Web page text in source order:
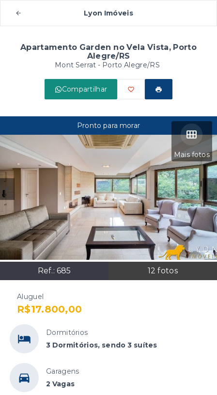
Lyon Imóveis
Apartamento Garden no Vela Vista, Porto
Alegre/RS
Mont Serrat - Porto Alegre/RS
Compartilhar
Mais fotos
Ref.: 685 12 fotos
Pronto para morar
Aluguel
R$17.800,00
Dormitórios
3 Dormitórios, sendo 3 suítes
Garagens
2 Vagas